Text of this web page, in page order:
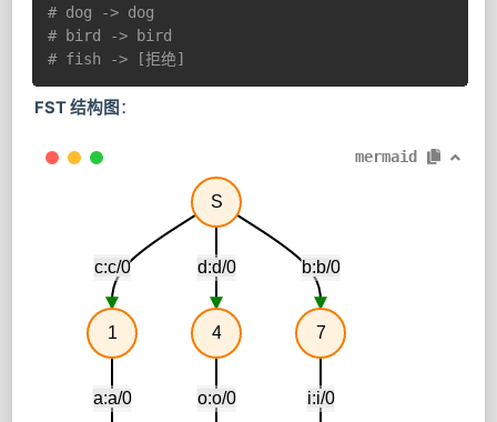
# dog -> dog
# bird -> bird
# fish -> [拒绝]
FST 结构图 ：
mermaid
c:c/0 d:d/0 b:b/0
a:a/0 o:o/0 i:i/0
S
1 4 7